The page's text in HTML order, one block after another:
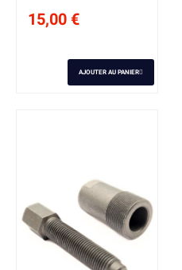
15,00 €
AJOUTER AU PANIER